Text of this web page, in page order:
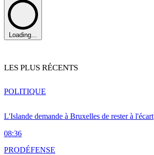
Loading...
LES PLUS RÉCENTS
L'Islande demande à Bruxelles de rester à l'écart
08:36
POLITIQUE
PRODÉFENSE